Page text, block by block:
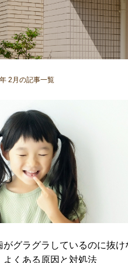
2月の記事一覧
がグラグラしているのに抜け
よくある原因と対処法